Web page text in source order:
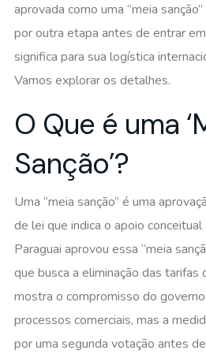
aprovada como uma “meia
por outra etapa antes de entrar
significa para sua logística
Vamos explorar os detalhes.
O Que é uma
Sanção’?
Uma “meia sanção” é uma
de lei que indica o apoio conceitual
Paraguai aprovou essa “meia
que busca a eliminação das tarifas
mostra o compromisso do
processos comerciais, mas a
por uma segunda votação antes